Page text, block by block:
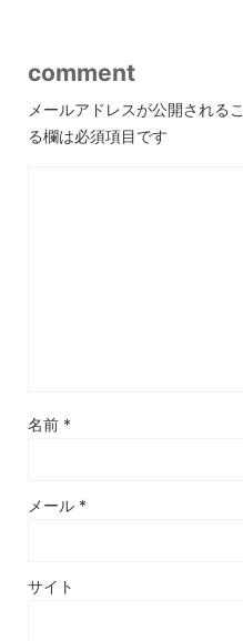
comment
メールアドレスが公開される
る欄は必須項目です
名前 *
メール *
サイト